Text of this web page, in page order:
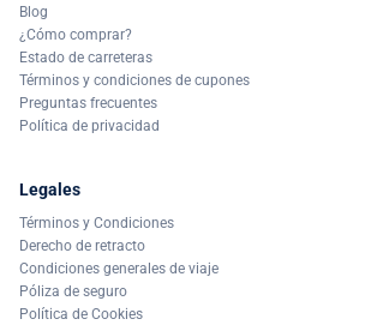
Blog
¿Cómo comprar?
Estado de carreteras
Términos y condiciones de cupones
Preguntas frecuentes
Política de privacidad
Legales
Términos y Condiciones
Derecho de retracto
Condiciones generales de viaje
Póliza de seguro
Política de Cookies